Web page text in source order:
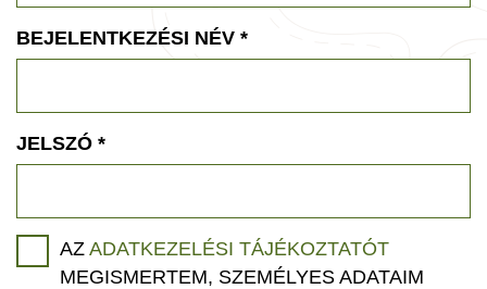
BEJELENTKEZÉSI NÉV *
JELSZÓ *
AZ ADATKEZELÉSI TÁJÉKOZTATÓT
MEGISMERTEM, SZEMÉLYES ADATAIM